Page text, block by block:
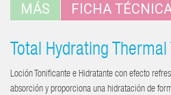
MÁS FICHA
Total Hydrating
Loción Tonificante e Hidratante con efecto
absorción y proporciona una hidratación de